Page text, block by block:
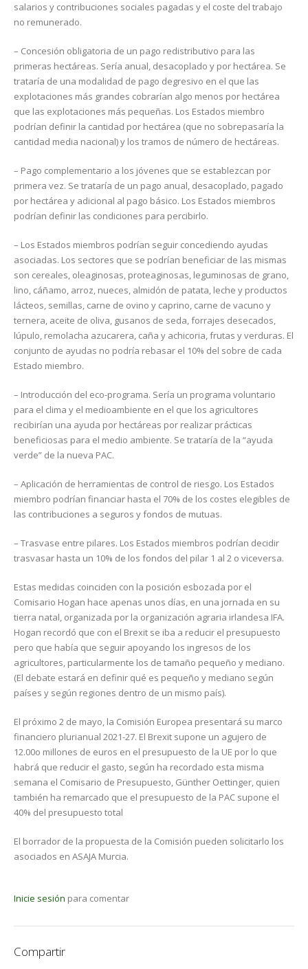
salarios y contribuciones sociales pagadas y el coste del trabajo
no remunerado.
– Concesión obligatoria de un pago redistributivo para las
primeras hectáreas. Sería anual, desacoplado y por hectárea. Se
trataría de una modalidad de pago degresivo en el que las
explotaciones más grandes cobrarían algo menos por hectárea
que las explotaciones más pequeñas. Los Estados miembro
podrían definir la cantidad por hectárea (que no sobrepasaría la
cantidad media nacional) y los tramos de número de hectáreas.
– Pago complementario a los jóvenes que se establezcan por
primera vez. Se trataría de un pago anual, desacoplado, pagado
por hectárea y adicional al pago básico. Los Estados miembros
podrían definir las condiciones para percibirlo.
– Los Estados miembros podrían seguir concediendo ayudas
asociadas. Los sectores que se podrían beneficiar de las mismas
son cereales, oleaginosas, proteaginosas, leguminosas de grano,
lino, cáñamo, arroz, nueces, almidón de patata, leche y productos
lácteos, semillas, carne de ovino y caprino, carne de vacuno y
ternera, aceite de oliva, gusanos de seda, forrajes desecados,
lúpulo, remolacha azucarera, caña y achicoria, frutas y verduras. El
conjunto de ayudas no podría rebasar el 10% del sobre de cada
Estado miembro.
– Introducción del eco-programa. Sería un programa voluntario
para el clima y el medioambiente en el que los agricultores
recibirían una ayuda por hectáreas por realizar prácticas
beneficiosas para el medio ambiente. Se trataría de la “ayuda
verde” de la nueva PAC.
– Aplicación de herramientas de control de riesgo. Los Estados
miembro podrían financiar hasta el 70% de los costes elegibles de
las contribuciones a seguros y fondos de mutuas.
– Trasvase entre pilares. Los Estados miembros podrían decidir
trasvasar hasta un 10% de los fondos del pilar 1 al 2 o viceversa.
Estas medidas coinciden con la posición esbozada por el
Comisario Hogan hace apenas unos días, en una jornada en su
tierra natal, organizada por la organización agraria irlandesa IFA.
Hogan recordó que con el Brexit se iba a reducir el presupuesto
pero que había que seguir apoyando los ingresos de los
agricultores, particularmente los de tamaño pequeño y mediano.
(El debate estará en definir qué es pequeño y mediano según
países y según regiones dentro de un mismo país).
El próximo 2 de mayo, la Comisión Europea presentará su marco
financiero plurianual 2021-27. El Brexit supone un agujero de
12.00o millones de euros en el presupuesto de la UE por lo que
habrá que reducir el gasto, según ha recordado esta misma
semana el Comisario de Presupuesto, Günther Oettinger, quien
también ha remarcado que el presupuesto de la PAC supone el
40% del presupuesto total
El borrador de la propuesta de la Comisión pueden solicitarlo los
asociados en ASAJA Murcia.
Inicie sesión para comentar
Compartir